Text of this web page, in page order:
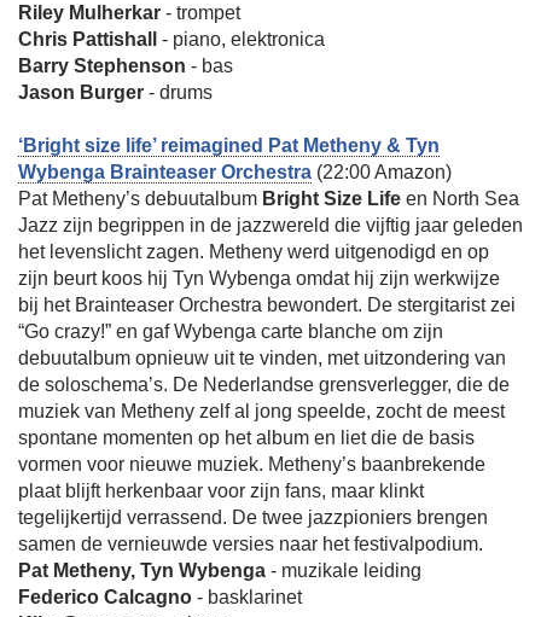
Riley Mulherkar - trompet
Chris Pattishall
- piano, elektronica
Barry Stephenson - bas
Jason Burger - drums
‘Bright size life’ reimagined Pat Metheny & Tyn
Wybenga Brainteaser Orchestra (22:00 Amazon)
Pat Metheny’s debuutalbum Bright Size Life en North Sea
Jazz zijn begrippen in de jazzwereld die vijftig jaar geleden
het levenslicht zagen. Metheny werd uitgenodigd en op
zijn beurt koos hij Tyn Wybenga omdat hij zijn werkwijze
bij het Brainteaser Orchestra bewondert. De stergitarist zei
“Go crazy!” en gaf Wybenga carte blanche om zijn
debuutalbum opnieuw uit te vinden, met uitzondering van
de soloschema’s. De Nederlandse grensverlegger, die de
muziek van Metheny zelf al jong speelde, zocht de meest
spontane momenten op het album en liet die de basis
vormen voor nieuwe muziek. Metheny’s baanbrekende
plaat blijft herkenbaar voor zijn fans, maar klinkt
tegelijkertijd verrassend. De twee jazzpioniers brengen
samen de vernieuwde versies naar het festivalpodium.
Pat Metheny, Tyn Wybenga - muzikale leiding
Federico Calcagno - basklarinet